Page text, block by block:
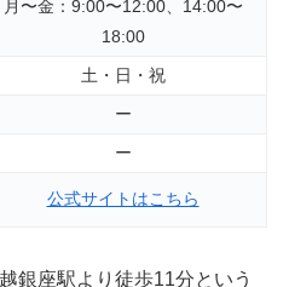
月〜金：9:00〜12:00、14:00〜
18:00
土・日・祝
ー
ー
公式サイトはこちら
銀座駅より徒歩11分という